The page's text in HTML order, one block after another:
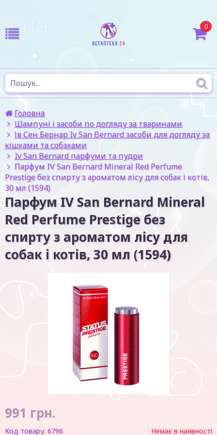
0
Головна
Шампуні і засоби по догляду за тваринами
Ів Сен Бернар Iv San Bernard засоби для догляду за
кішками та собаками
Iv San Bernard парфуми та пудри
Парфум IV San Bernard Mineral Red Perfume
Prestige без спирту з ароматом лісу для собак і котів,
30 мл (1594)
Парфум IV San Bernard Mineral
Red Perfume Prestige без
спирту з ароматом лісу для
собак і котів, 30 мл (1594)
991 грн.
Код товару: 6796 Немає в наявності